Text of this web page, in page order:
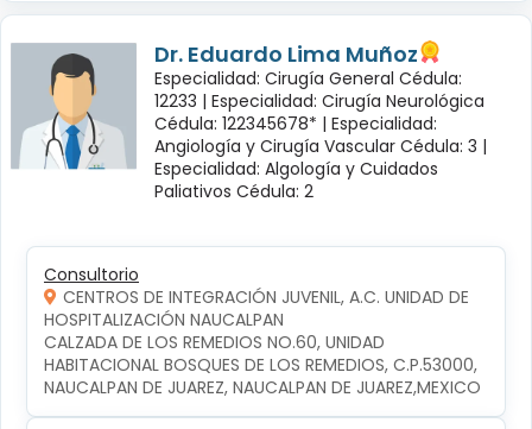
Dr. Eduardo Lima Muñoz
Especialidad: Cirugía General Cédula:
12233 | Especialidad: Cirugía Neurológica
Cédula: 122345678* | Especialidad:
Angiología y Cirugía Vascular Cédula: 3 |
Especialidad: Algología y Cuidados
Paliativos Cédula: 2
Consultorio
CENTROS DE INTEGRACIÓN JUVENIL, A.C. UNIDAD DE
HOSPITALIZACIÓN NAUCALPAN
CALZADA DE LOS REMEDIOS NO.60, UNIDAD
HABITACIONAL BOSQUES DE LOS REMEDIOS, C.P.53000,
NAUCALPAN DE JUAREZ, NAUCALPAN DE JUAREZ,MEXICO